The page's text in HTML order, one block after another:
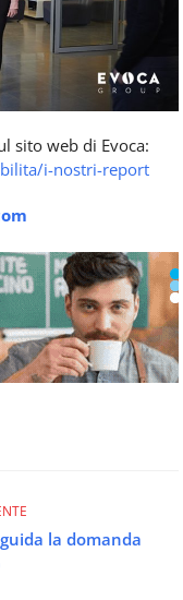
sito web di Evoca:
i-nostri-report
la domanda